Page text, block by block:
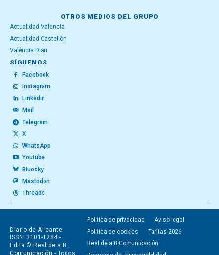
OTROS MEDIOS DEL GRUPO
Actualidad Valencia
Actualidad Castellón
València Diari
SÍGUENOS
Facebook
Instagram
Linkedin
Mail
Telegram
X
WhatsApp
Youtube
Bluesky
Mastodon
Threads
Diario de Alicante
ISSN: 3101-1284 -
Edita © Real de a 8
Comunicación - Todos
Política de privacidad
Aviso legal
Política de cookies
Tarifas 2026
Real de a 8 Comunicación